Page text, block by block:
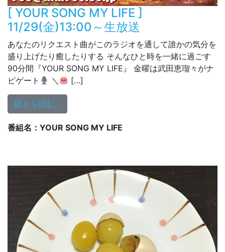
[ YOUR SONG MY LIFE ]
11/29(金)13:00～生放送
あなたのリクエスト曲がこのラジオを通して誰かの気分を
盛り上げたり癒したりする そんなひと時を一緒に過ごす
90分間『YOUR SONG MY LIFE』 金曜は武田恵瑠々がナ
ビゲート
＼ […]
続きを読む…
番組名：YOUR SONG MY LIFE